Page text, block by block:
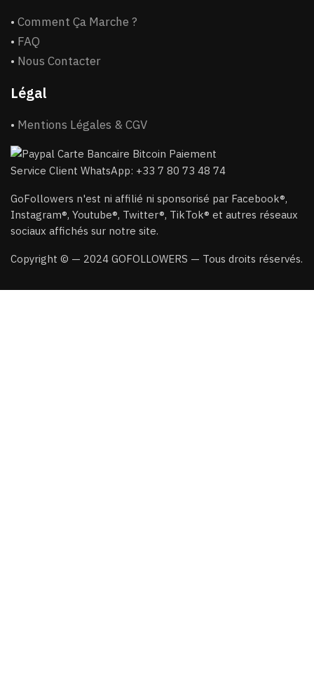
• Comment Ça Marche ?
• FAQ
• Nous Contacter
Légal
• Mentions Légales & CGV
Service Client WhatsApp: +33 7 80 73 48 74
GoFollowers n'est ni affilié ni sponsorisé par Facebook®,
Instagram®, Youtube®, Twitter®, TikTok® et autres réseaux
sociaux affichés sur notre site.
Copyright © — 2024 GOFOLLOWERS — Tous droits réservés.